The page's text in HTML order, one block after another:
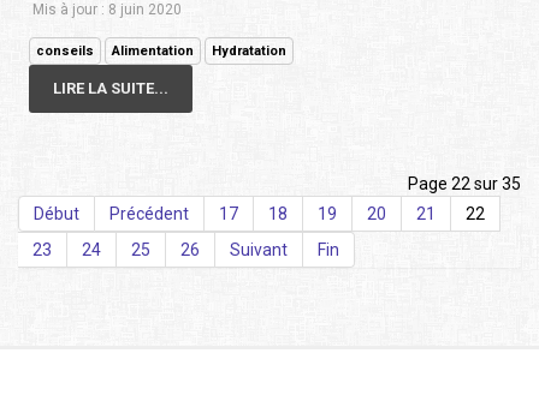
Mis à jour : 8 juin 2020
conseils Alimentation Hydratation
LIRE LA SUITE...
Page 22 sur 35
Début
Précédent 17 18 19 20 21
22
23
24 25 26 Suivant Fin